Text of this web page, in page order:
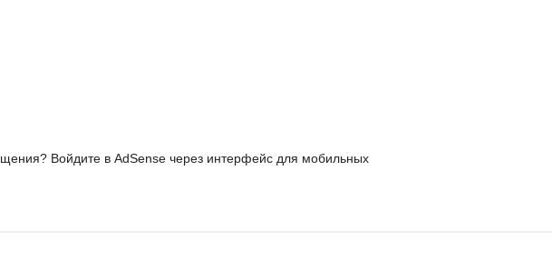
Войдите в AdSense через интерфейс для мобильных